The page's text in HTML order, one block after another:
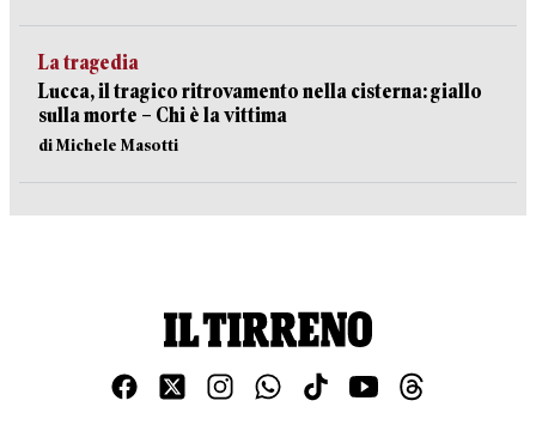
La tragedia
Lucca, il tragico ritrovamento nella cisterna: giallo
sulla morte – Chi è la vittima
di Michele Masotti